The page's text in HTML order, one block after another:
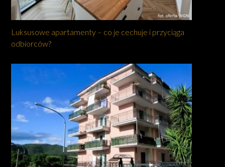
Luksusowe apartamenty – co je cechuje i przyciąga
odbiorców?